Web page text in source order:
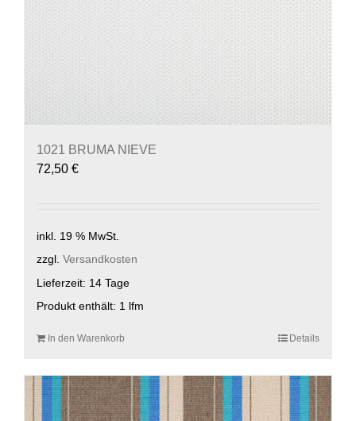
1021 BRUMA NIEVE
72,50 €
inkl. 19 % MwSt.
zzgl. Versandkosten
Lieferzeit: 14 Tage
Produkt enthält: 1 lfm
In den Warenkorb Details